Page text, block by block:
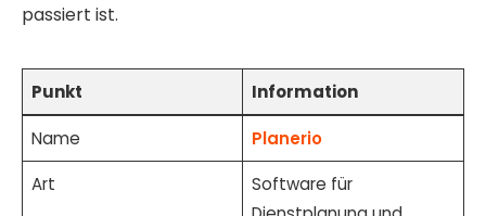
passiert ist.
Punkt Information
Name
Planerio
Art
Software für